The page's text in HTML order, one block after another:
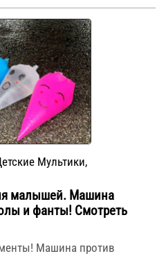
Мультики,
малышей. Машина
и фанты! Смотреть
Машина против